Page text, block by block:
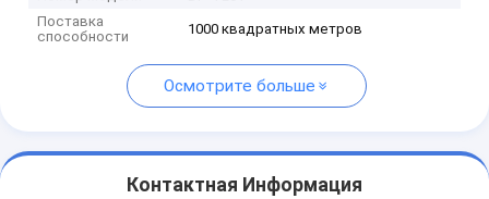
Поставка
способности
1000 квадратных метров
Осмотрите больше
Контактная Информация